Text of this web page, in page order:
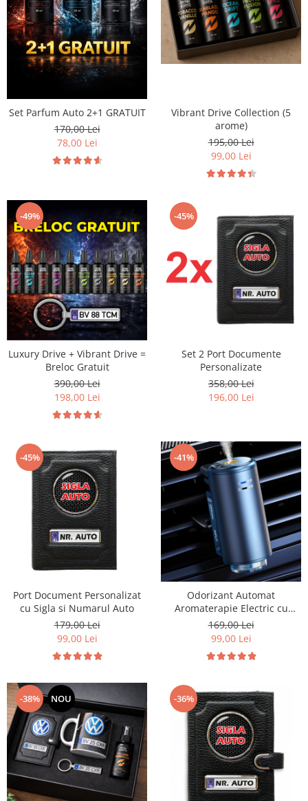
Tablou Aluminiu
Tablouri auto
Calendare Personalizate
Ceas Personalizat
Set Parfum Auto 2+1 GRATUIT
170,00 Lei
78,00 Lei
Vibrant Drive Collection (5
arome)
195,00 Lei
99,00 Lei
-49%
Luxury Drive + Vibrant Drive =
Breloc Gratuit
390,00 Lei
198,00 Lei
-45%
Set 2 Port Documente
Personalizate
358,00 Lei
196,00 Lei
-45%
Port Document Personalizat
cu Sigla si Numarul Auto
179,00 Lei
99,00 Lei
-41%
Odorizant Automat
Aromaterapie Electric cu
Acumulator si Senzor
169,00 Lei
99,00 Lei
-38% NOU -36%